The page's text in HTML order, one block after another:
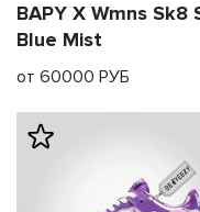
BAPY X Wmns Sk8
Blue Mist
от 60000 РУБ
и